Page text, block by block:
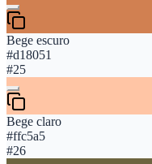
Bege escuro
#d18051
#25
Bege claro
#ffc5a5
#26